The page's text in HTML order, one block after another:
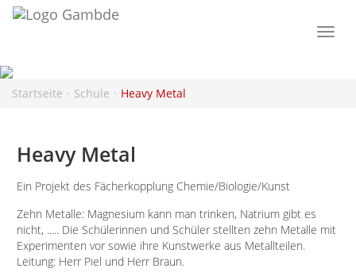
Startseite Schule Heavy Metal
Heavy Metal
Ein Projekt des Fächerkopplung Chemie/Biologie/Kunst
Zehn Metalle: Magnesium kann man trinken, Natrium gibt es
nicht, ..... Die Schülerinnen und Schüler stellten zehn Metalle mit
Experimenten vor sowie ihre Kunstwerke aus Metallteilen.
Leitung: Herr Piel und Herr Braun.